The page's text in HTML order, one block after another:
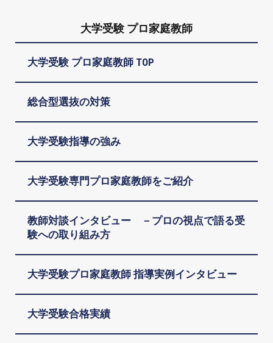
大学受験 プロ家庭教師
大学受験 プロ家庭教師 TOP
総合型選抜の対策
大学受験指導の強み
大学受験専門プロ家庭教師をご紹介
教師対談インタビュー －プロの視点で語る受
験への取り組み方
大学受験プロ家庭教師 指導実例インタビュー
大学受験合格実績